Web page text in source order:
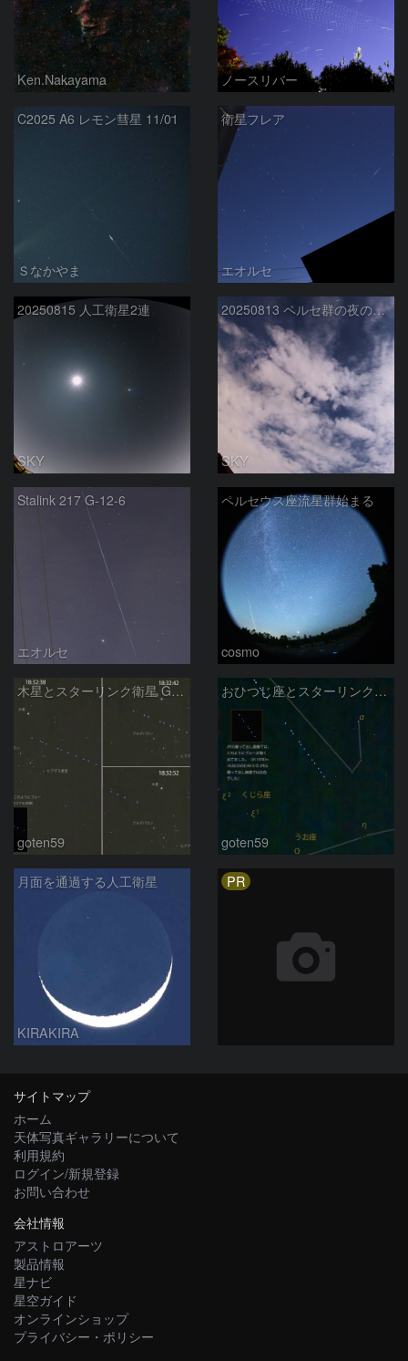
Ken.Nakayama ノースリバー
C2025 A6 レモン彗星 11/01
Ｓなかやま
衛星フレア
エオルセ
20250815 人工衛星2連
SKY
20250813 ペルセ群の夜の散在流星
SKY
Stalink 217 G-12-6
エオルセ
ペルセウス座流星群始まる
cosmo
木星とスターリンク衛星 G12-13（2025/02/28）
goten59
おひつじ座とスターリンク衛星 G12-13（2025/02/28）
goten59
月面を通過する人工衛星
KIRAKIRA
PR
サイトマップ
ホーム
天体写真ギャラリーについて
利用規約
ログイン/新規登録
お問い合わせ
会社情報
アストロアーツ
製品情報
星ナビ
星空ガイド
オンラインショップ
プライバシー・ポリシー